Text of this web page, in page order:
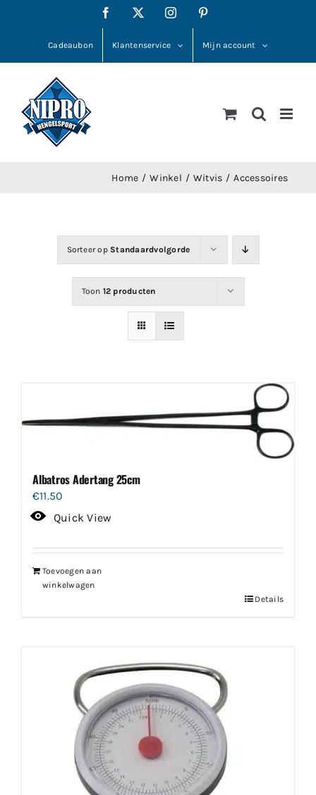
Facebook Instagram
Cadeaubon Klantenservice Mijn account
Home Winkel Witvis Accessoires
Sorteer op Standaardvolgorde
Toon 12 producten
Albatros Adertang 25cm
€11.50
Quick View
Toevoegen aan
winkelwagen
Details